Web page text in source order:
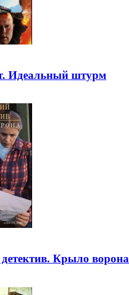
Идеальный штурм
Крыло ворона